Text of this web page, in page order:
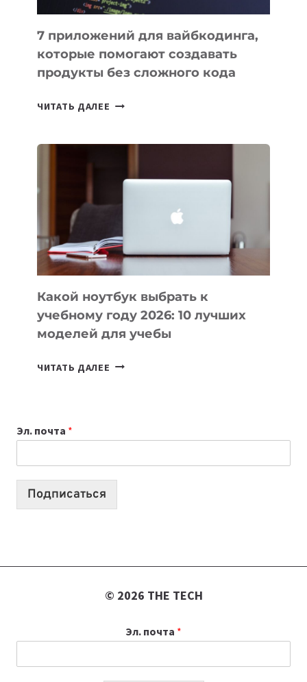
7 приложений для вайбкодинга,
которые помогают создавать
продукты без сложного кода
ЧИТАТЬ ДАЛЕЕ
СОЗДАВАТЬ
БЕЗ
СЛОЖНОГО
КОДА
Какой ноутбук выбрать к
учебному году 2026: 10 лучших
моделей для учебы
ЧИТАТЬ ДАЛЕЕ КАКОЙ
2026:
10
Эл. почта *
Подписаться
© 2026 THE TECH
Эл. почта *